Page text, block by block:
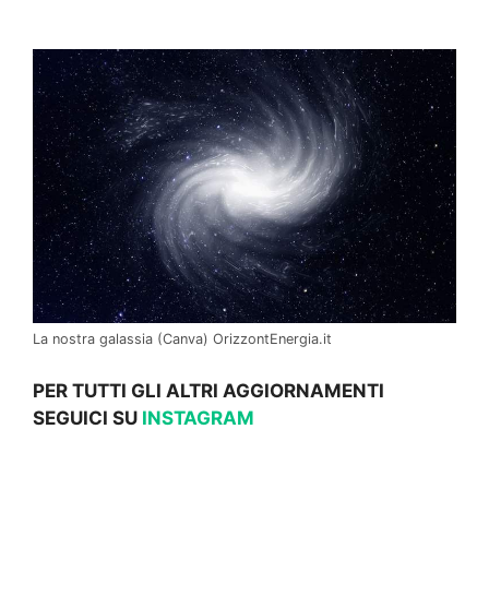
La nostra galassia (Canva) OrizzontEnergia.it
PER TUTTI GLI ALTRI AGGIORNAMENTI
SEGUICI SU INSTAGRAM